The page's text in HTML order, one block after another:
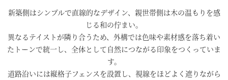
新築側はシンプルで直線的なデザイン、親世帯側は木の温もりを感
じる和の佇まい。
異なるテイストが隣り合うため、外構では色味や素材感を落ち着い
たトーンで統一し、全体として自然につながる印象をつくっていま
す。
道路沿いには縦格子フェンスを設置し、視線をほどよく遮りながら